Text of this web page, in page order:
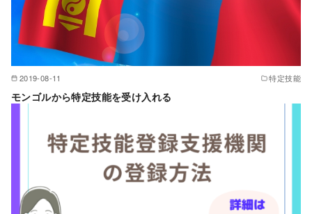
2019-08-11 特定技能
モンゴルから特定技能を受け入れる